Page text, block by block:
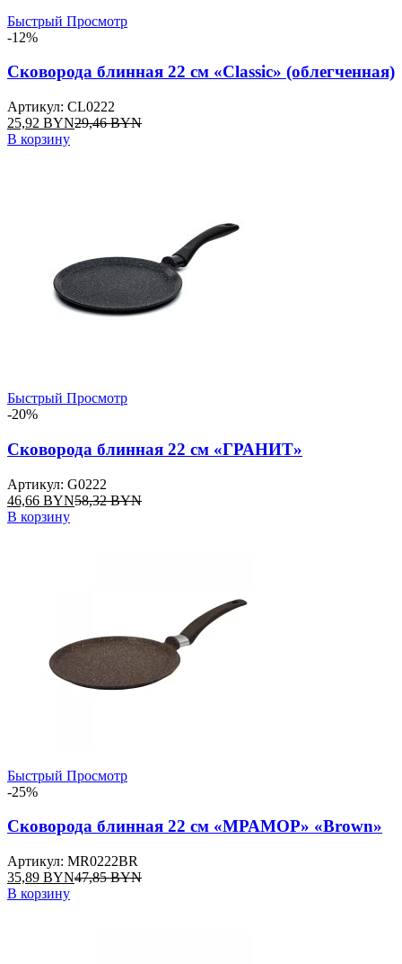
Быстрый Просмотр
-12%
Сковорода блинная 22 см «Classic» (облегченная)
Артикул: CL0222
25,92 BYN29,46BYN
В корзину
Быстрый Просмотр
-20%
Сковорода блинная 22 см «ГРАНИТ»
Артикул: G0222
46,66 BYN58,32BYN
В корзину
Быстрый Просмотр
-25%
Сковорода блинная 22 см «МРАМОР» «Brown»
Артикул: MR0222BR
35,89 BYN47,85BYN
В корзину